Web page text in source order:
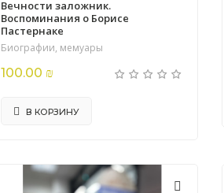
Вечности заложник.
Воспоминания о Борисе
Пастернаке
Биографии, мемуары
100.00 ₪
В КОРЗИНУ